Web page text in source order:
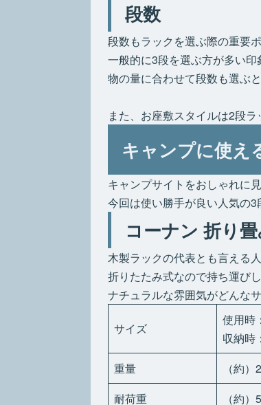
段数
段数もラックを選ぶ際の重要ポ
一般的に3段を選ぶ方が多い
物の量に合わせて段数も選ぶ
また、お座敷スタイルは2段
キャンプに使え
キャンプサイトをおしゃれに
今回は使い勝手が良い人気の3
コーナン 折り
木製ラックの代表とも言える人
折りたたみ式なので持ち運び
ナチュラルな雰囲気がどんな
サイズ
使用時
収納時
重量
（約
耐荷重
（約